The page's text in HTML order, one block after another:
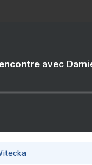
avec